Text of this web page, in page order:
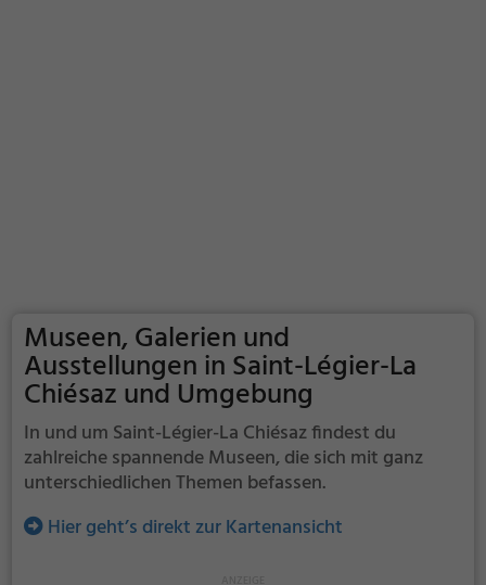
Museen, Galerien und
Ausstellungen in Saint-Légier-La
Chiésaz und Umgebung
In und um Saint-Légier-La Chiésaz findest du
zahlreiche spannende Museen, die sich mit ganz
unterschiedlichen Themen befassen.
Hier geht’s direkt zur Kartenansicht